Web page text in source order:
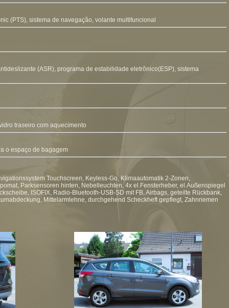
(PTS), sistema de navegação, volante multifuncional
(ASR), programa de estabilidade eletrônico(ESP), sistema
traseiro com aquecimento
o espaço de bagagem
Touchscreen, Keyless-Go, Klimaautomatik 2-Zonen,
Parksensoren hinten, Nebelleuchten, 4x el.Fensterheber, el.Außenspiegel
ISOFIX, Radio-Bluetooth-USB-SD mit FB, Airbags, geteilte Rückbank,
Mittelarmlehne, durchgehend Scheckheft gepflegt, Zahnriemen